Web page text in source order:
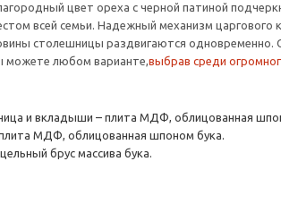
цвет ореха с черной патиной
всей семьи. Надежный механизм царгового
столешницы раздвигаются одновременно.
можете любом варианте,выбрав среди
и вкладыши – плита МДФ, облицованная
МДФ, облицованная шпоном бука.
брус массива бука.